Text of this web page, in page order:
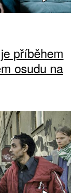
příběhem
osudu na